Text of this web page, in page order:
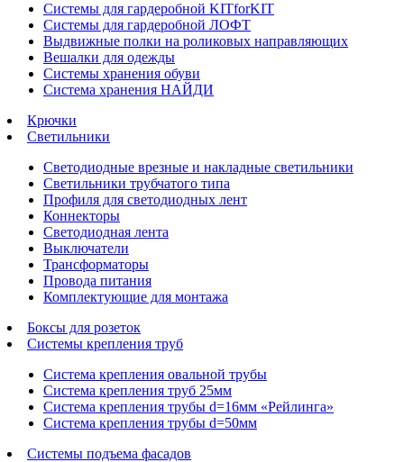
Системы для гардеробной KITforKIT
Системы для гардеробной ЛОФТ
Выдвижные полки на роликовых направляющих
Вешалки для одежды
Системы хранения обуви
Система хранения НАЙДИ
Крючки
Светильники
Светодиодные врезные и накладные светильники
Светильники трубчатого типа
Профиля для светодиодных лент
Коннекторы
Светодиодная лента
Выключатели
Трансформаторы
Провода питания
Комплектующие для монтажа
Боксы для розеток
Системы крепления труб
Система крепления овальной трубы
Система крепления труб 25мм
Система крепления трубы d=16мм «Рейлинга»
Система крепления трубы d=50мм
Системы подъема фасадов